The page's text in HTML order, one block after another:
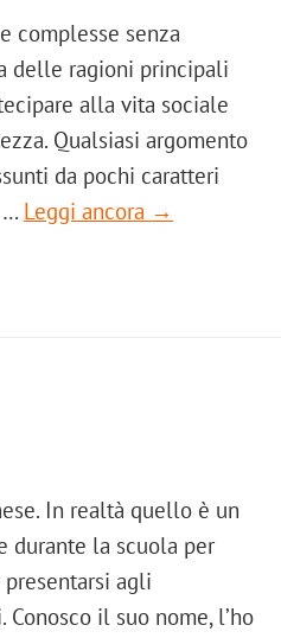
complesse senza
delle ragioni principali
alla vita sociale
Qualsiasi argomento
da pochi caratteri
… Leggi ancora →
In realtà quello è un
durante la scuola per
agli
il suo nome, l’ho